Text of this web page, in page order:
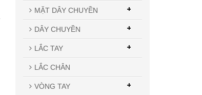
MẶT DÂY CHUYỀN +
DÂY CHUYỀN +
LẮC TAY +
LẮC CHÂN
VÒNG TAY +